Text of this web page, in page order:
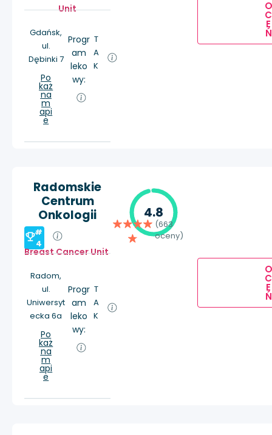
Unit
Gdańsk,
ul.
Dębinki 7
Po
każ
na
m
api
e
Progr
am
leko
wy:
T
A
K
O
C
E
Ń
Radomskie
Centrum
Onkologii
#
4
Breast Cancer Unit
Radom,
ul.
Uniwersyt
ecka 6a
Po
każ
na
m
api
e
Progr
am
leko
wy:
T
A
K
4.8
(663
oceny)
O
C
E
Ń